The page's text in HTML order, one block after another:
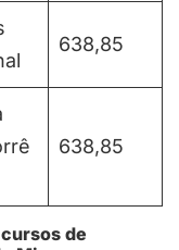
638,85
638,85
de